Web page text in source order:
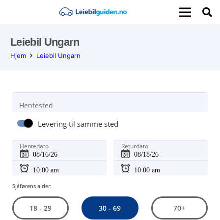
Leiebil Ungarn
Hjem Leiebil Ungarn
Hentested
Levering til samme sted
Hentedato Returdato
Sjåførens alder:
18 - 29 30 - 69 70+